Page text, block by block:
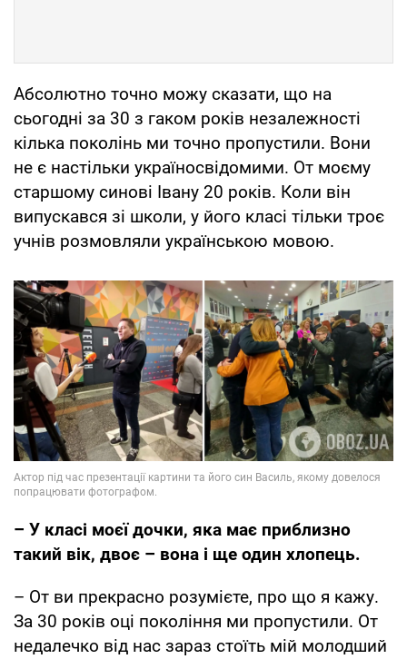
Абсолютно точно можу сказати, що на
сьогодні за 30 з гаком років незалежності
кілька поколінь ми точно пропустили. Вони
не є настільки україносвідомими. От моєму
старшому синові Івану 20 років. Коли він
випускався зі школи, у його класі тільки троє
учнів розмовляли українською мовою.
– У класі моєї дочки, яка має приблизно
такий вік, двоє – вона і ще один хлопець.
– От ви прекрасно розумієте, про що я кажу.
За 30 років оці покоління ми пропустили. От
недалечко від нас зараз стоїть мій молодший